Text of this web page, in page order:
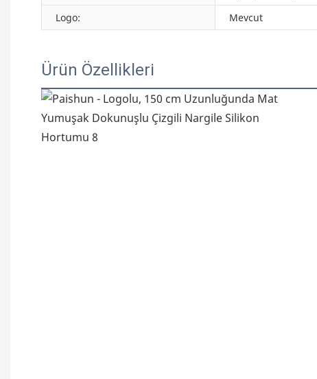
Logo:
Mevcut
Ürün Özellikleri